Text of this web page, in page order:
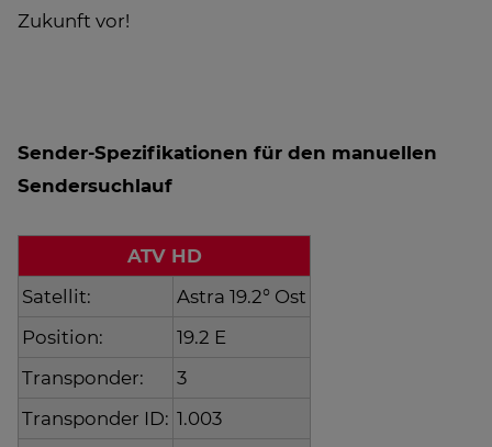
Zukunft vor!
Sender-Spezifikationen für den manuellen
Sendersuchlauf
ATV HD
Satellit:
Astra 19.2° Ost
Position:
19.2 E
Transponder:
3
Transponder ID: 1.003